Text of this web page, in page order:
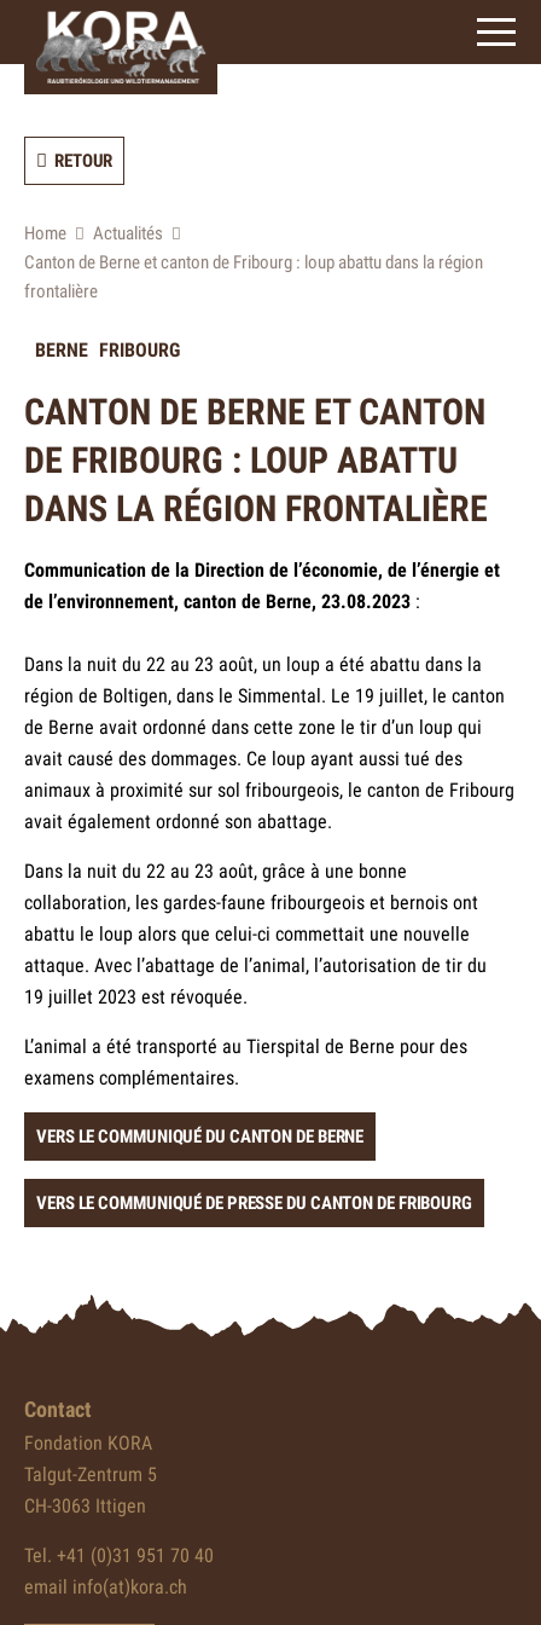
caractères)
RETOUR
Home
Actualités
Canton de Berne et canton de Fribourg : loup abattu dans la région
frontalière
BERNE FRIBOURG
CANTON DE BERNE ET CANTON
DE FRIBOURG : LOUP ABATTU
DANS LA RÉGION FRONTALIÈRE
Communication de la Direction de l’économie, de l’énergie et
de l’environnement, canton de Berne, 23.08.2023 :
Dans la nuit du 22 au 23 août, un loup a été abattu dans la
région de Boltigen, dans le Simmental. Le 19 juillet, le canton
de Berne avait ordonné dans cette zone le tir d’un loup qui
avait causé des dommages. Ce loup ayant aussi tué des
animaux à proximité sur sol fribourgeois, le canton de Fribourg
avait également ordonné son abattage.
Dans la nuit du 22 au 23 août, grâce à une bonne
collaboration, les gardes-faune fribourgeois et bernois ont
abattu le loup alors que celui-ci commettait une nouvelle
attaque. Avec l’abattage de l’animal, l’autorisation de tir du
19 juillet 2023 est révoquée.
L’animal a été transporté au Tierspital de Berne pour des
examens complémentaires.
VERS LE COMMUNIQUÉ DU CANTON DE BERNE
VERS LE COMMUNIQUÉ DE PRESSE DU CANTON DE FRIBOURG
Contact
Fondation KORA
Talgut-Zentrum 5
CH-3063 Ittigen
Tel. +41 (0)31 951 70 40
email info(at)kora.ch